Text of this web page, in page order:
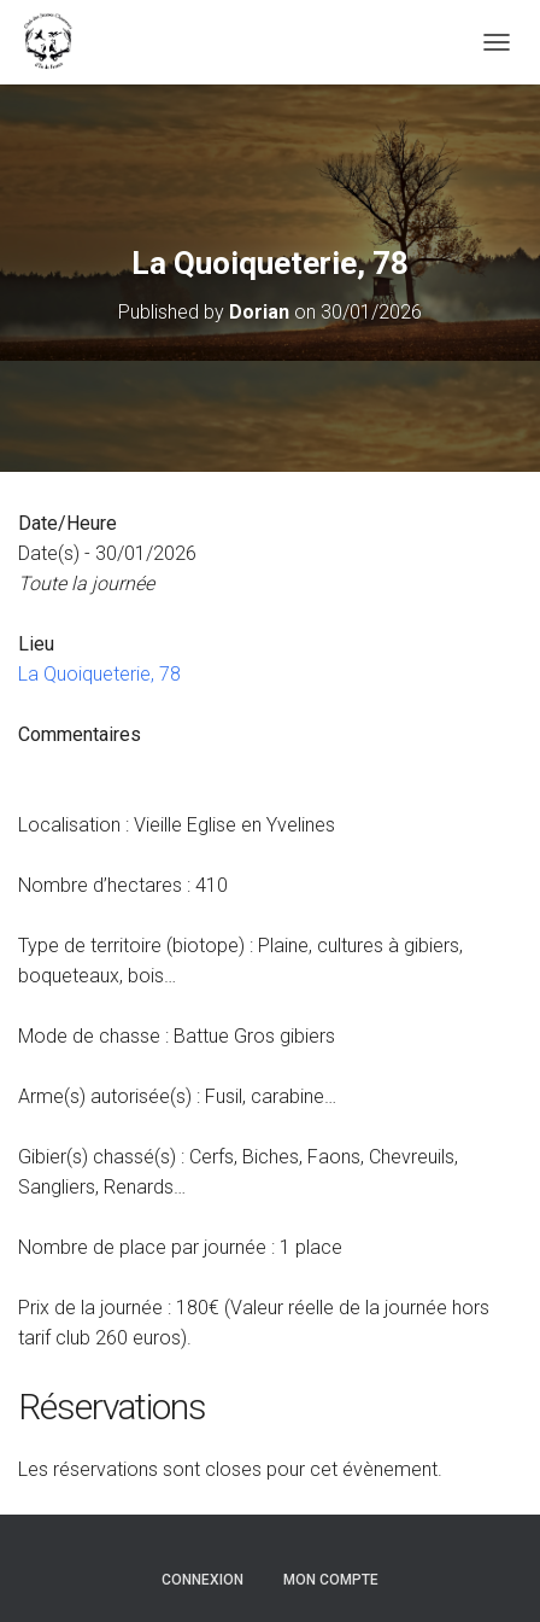
La Quoiqueterie, 78
Published by Dorian on 30/01/2026
Date/Heure
Date(s) - 30/01/2026
Toute la journée
Lieu
La Quoiqueterie, 78
Commentaires
Localisation : Vieille Eglise en Yvelines
Nombre d’hectares : 410
Type de territoire (biotope) : Plaine, cultures à gibiers,
boqueteaux, bois…
Mode de chasse : Battue Gros gibiers
Arme(s) autorisée(s) : Fusil, carabine…
Gibier(s) chassé(s) : Cerfs, Biches, Faons, Chevreuils,
Sangliers, Renards…
Nombre de place par journée : 1 place
Prix de la journée : 180€ (Valeur réelle de la journée hors
tarif club 260 euros).
Réservations
Les réservations sont closes pour cet évènement.
CONNEXION MON COMPTE